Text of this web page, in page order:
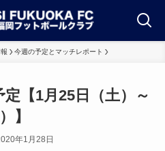
今週の予定とマッチレポート
【1月25日（土）～
】
年1月28日